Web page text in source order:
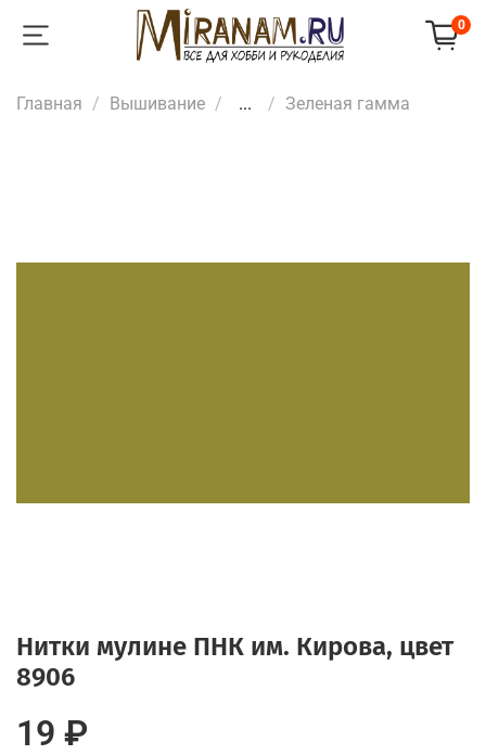
0
Главная Вышивание ... Зеленая гамма
Нитки мулине ПНК им. Кирова, цвет
8906
19 ₽